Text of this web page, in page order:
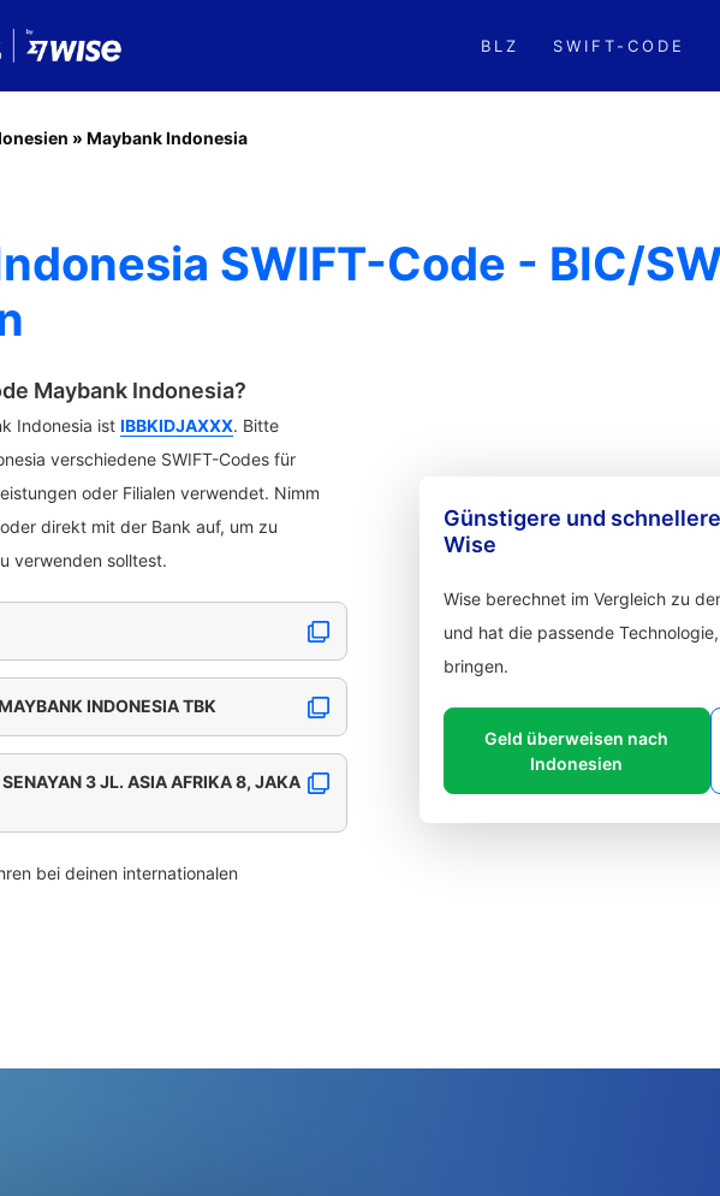
BLZ SWIFT-CODE
» Maybank Indonesia
SWIFT-Code - BIC/
Maybank Indonesia?
Indonesia ist IBBKIDJAXXX. Bitte
verschiedene SWIFT-Codes für
oder Filialen verwendet. Nimm
direkt mit der Bank auf, um zu
verwenden solltest.
INDONESIA TBK
3 JL. ASIA AFRIKA 8, JAKA
bei deinen internationalen
Günstigere und
Wise
Wise berechnet im Vergleich zu
und hat die passende
bringen.
Geld überweisen nach
Indonesien